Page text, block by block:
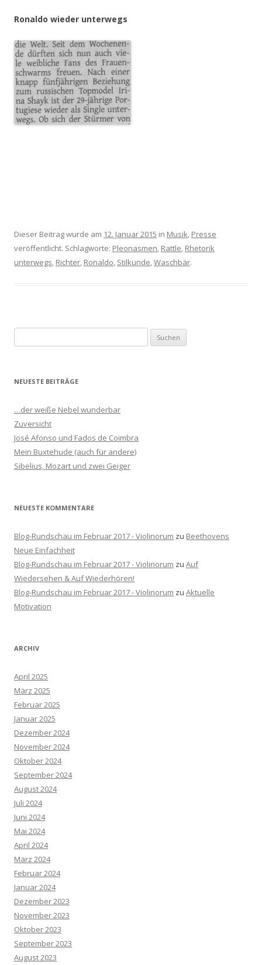
Ronaldo wieder unterwegs
Dieser Beitrag wurde am 12. Januar 2015 in Musik, Presse
veröffentlicht. Schlagworte: Pleonasmen, Rattle, Rhetorik
unterwegs, Richter, Ronaldo, Stilkunde,Waschbär.
u
h
n
a
c
h
NEUESTE BEITRÄGE
…der weiße Nebel wunderbar
Zuversicht
José Afonso und Fados de Coimbra
Mein Buxtehude (auch für andere)
Sibelius, Mozart und zwei Geiger
NEUESTE KOMMENTARE
Blog-Rundschau im Februar 2017 - Violinorum zu Beethovens
Neue Einfachheit
Blog-Rundschau im Februar 2017 - Violinorum zu Auf
Wiedersehen & Auf Wiederhören!
Blog-Rundschau im Februar 2017 - Violinorum zu Aktuelle
Motivation
ARCHIV
April 2025
März 2025
Februar 2025
Januar 2025
Dezember 2024
November 2024
Oktober 2024
September 2024
August 2024
Juli 2024
Juni 2024
Mai 2024
April 2024
März 2024
Februar 2024
Januar 2024
Dezember 2023
November 2023
Oktober 2023
September 2023
August 2023